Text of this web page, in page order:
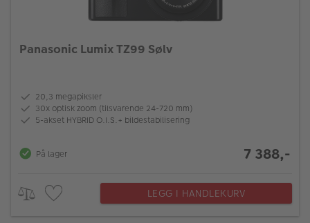
Panasonic Lumix TZ99 Sølv
20,3 megapiksler
30x optisk zoom (tilsvarende 24-720 mm)
5-akset HYBRID O.I.S.+ bildestabilisering
På lager 7 388,-
LEGG I HANDLEKURV